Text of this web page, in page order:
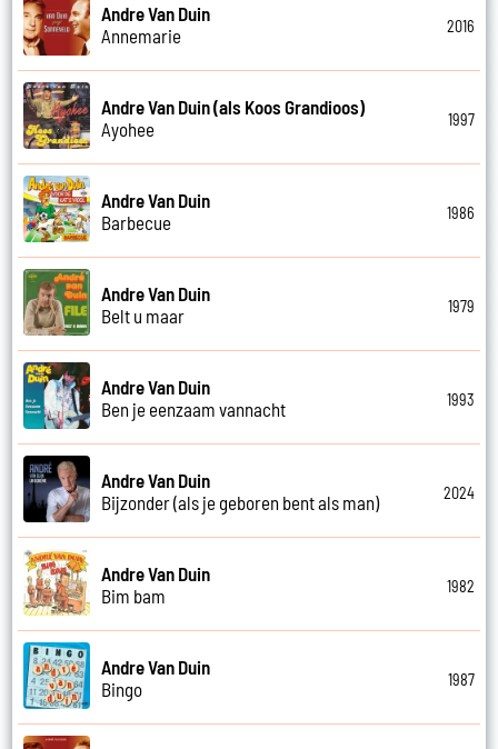
Andre Van Duin
Annemarie
2016
Andre Van Duin (als Koos Grandioos)
Ayohee
1997
Andre Van Duin
Barbecue
1986
Andre Van Duin
Belt u maar
1979
Andre Van Duin
Ben je eenzaam vannacht
1993
Andre Van Duin
Bijzonder (als je geboren bent als man)
2024
Andre Van Duin
Bim bam
1982
Andre Van Duin
Bingo
1987